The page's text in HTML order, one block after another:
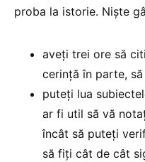
proba la istorie. Niște
aveți trei ore să
cerință în parte,
puteți lua
ar fi util să vă
încât să puteți
să fiți cât de cât